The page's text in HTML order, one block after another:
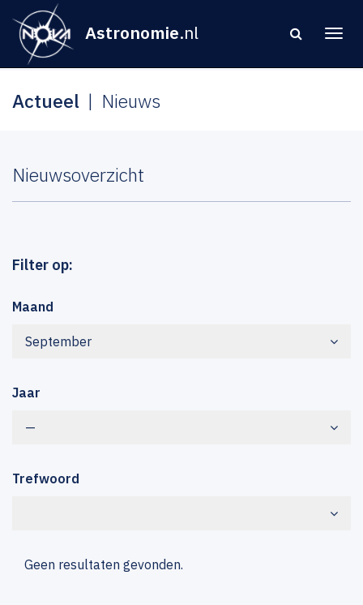
Astronomie.nl
Actueel Nieuws
Nieuwsoverzicht
Filter op:
Maand
September
Jaar
—
Trefwoord
Geen resultaten gevonden.